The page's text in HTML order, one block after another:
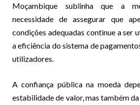
Moçambique sublinha que a
necessidade de assegurar que
condições adequadas continue a ser
a eficiência do sistema de
utilizadores.
A confiança pública na moeda
estabilidade de valor, mas também